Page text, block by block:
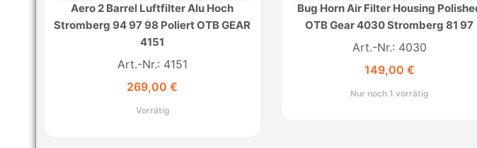
Aero 2 Barrel Luftfilter Alu Hoch
Stromberg 94 97 98 Poliert OTB GEAR
4151
Art.-Nr.: 4151
269,00€
Vorrätig
Bug Horn Air Filter Housing
OTB Gear 4030 Stromberg 81 97
Art.-Nr.: 4030
149,00 €
Nur noch 1 vorrätig